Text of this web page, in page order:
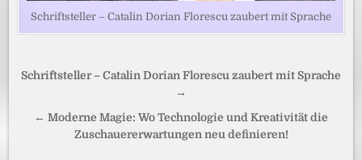
Schriftsteller – Catalin Dorian Florescu zaubert mit Sprache
Beitragsnavigation
Schriftsteller – Catalin Dorian Florescu zaubert mit Sprache
→
← Moderne Magie: Wo Technologie und Kreativität die
Zuschauererwartungen neu definieren!